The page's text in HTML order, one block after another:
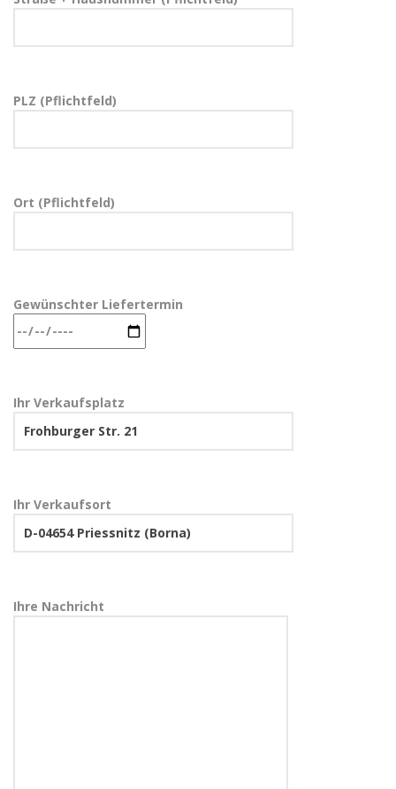
PLZ (Pflichtfeld)
Ort (Pflichtfeld)
Gewünschter Liefertermin
Ihr Verkaufsplatz
Ihr Verkaufsort
Ihre Nachricht